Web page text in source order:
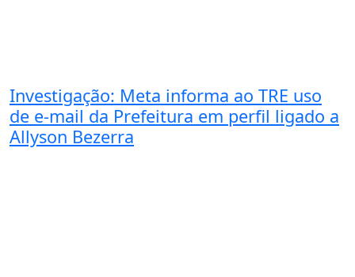
Investigação: Meta informa ao TRE uso
de e-mail da Prefeitura em perfil ligado a
Allyson Bezerra